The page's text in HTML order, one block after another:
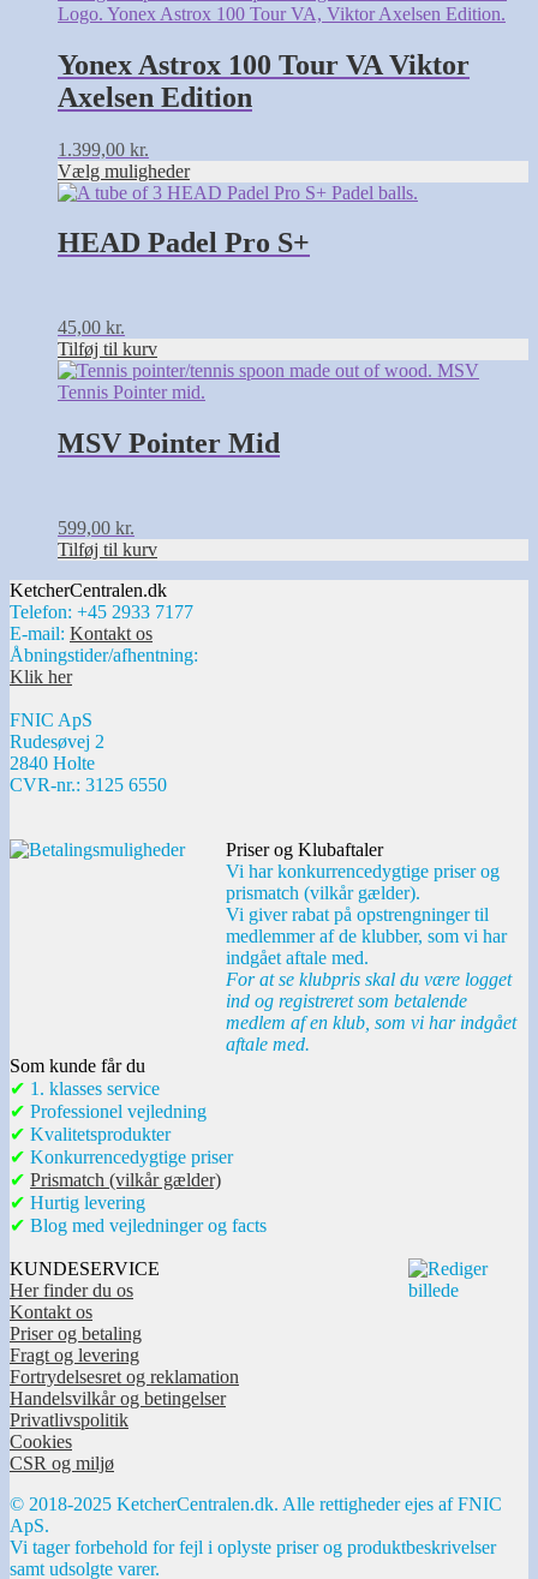
Yonex Astrox 100 Tour VA Viktor
Axelsen Edition
1.399,00 kr.
Vælg muligheder
HEAD Padel Pro S+
45,00 kr.
Tilføj til kurv
MSV Pointer Mid
599,00 kr.
Tilføj til kurv
KetcherCentralen.dk
Telefon: +45 2933 7177
E-mail: Kontakt os
Åbningstider/afhentning:
Klik her
FNIC ApS
Rudesøvej 2
2840 Holte
CVR-nr.: 3125 6550
Priser og Klubaftaler
Vi har konkurrencedygtige priser og
prismatch (vilkår gælder).
Vi giver rabat på opstrengninger til
medlemmer af de klubber, som vi har
indgået aftale med.
For at se klubpris skal du være logget
ind og registreret som betalende
medlem af en klub, som vi har indgået
aftale med.
Som kunde får du
✔ 1. klasses service
✔ Professionel vejledning
✔ Kvalitetsprodukter
✔ Konkurrencedygtige priser
✔ Prismatch (vilkår gælder)
✔ Hurtig levering
✔ Blog med vejledninger og facts
KUNDESERVICE
Her finder du os
Kontakt os
Priser og betaling
Fragt og levering
Fortrydelsesret og reklamation
Handelsvilkår og betingelser
Privatlivspolitik
Cookies
CSR og miljø
© 2018-2025 KetcherCentralen.dk. Alle rettigheder ejes af FNIC
ApS.
Vi tager forbehold for fejl i oplyste priser og produktbeskrivelser
samt udsolgte varer.